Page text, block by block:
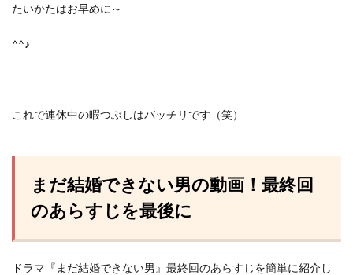
たいかたはお早めに～
^^♪
これで連休中の暇つぶしはバッチリです（笑）
まだ結婚できない男の動画！最終回
のあらすじを最後に
ドラマ『まだ結婚できない男』最終回のあらすじを簡単に紹介し